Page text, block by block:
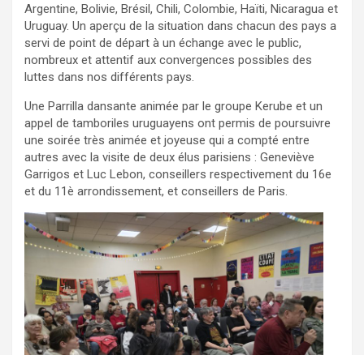
Argentine, Bolivie, Brésil, Chili, Colombie, Haïti, Nicaragua et
Uruguay. Un aperçu de la situation dans chacun des pays a
servi de point de départ à un échange avec le public,
nombreux et attentif aux convergences possibles des
luttes dans nos différents pays.
Une Parrilla dansante animée par le groupe Kerube et un
appel de tamboriles uruguayens ont permis de poursuivre
une soirée très animée et joyeuse qui a compté entre
autres avec la visite de deux élus parisiens : Geneviève
Garrigos et Luc Lebon, conseillers respectivement du 16e
et du 11è arrondissement, et conseillers de Paris.